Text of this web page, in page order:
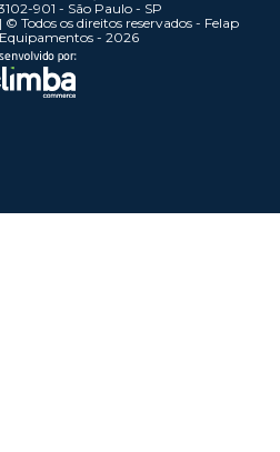
901 - São Paulo - SP
Todos os direitos reservados - Felap
- 2026